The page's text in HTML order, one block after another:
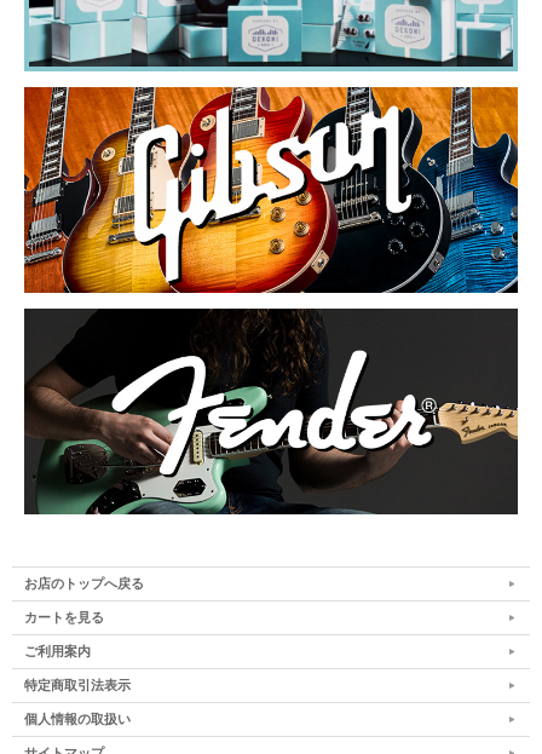
お店のトップへ戻る
カートを見る
ご利用案内
特定商取引法表示
個人情報の取扱い